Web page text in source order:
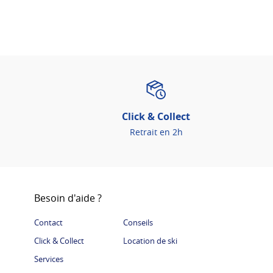
Click & Collect
Retrait en 2h
Besoin d'aide ?
Contact
Click & Collect
Services
Conseils
Location de ski